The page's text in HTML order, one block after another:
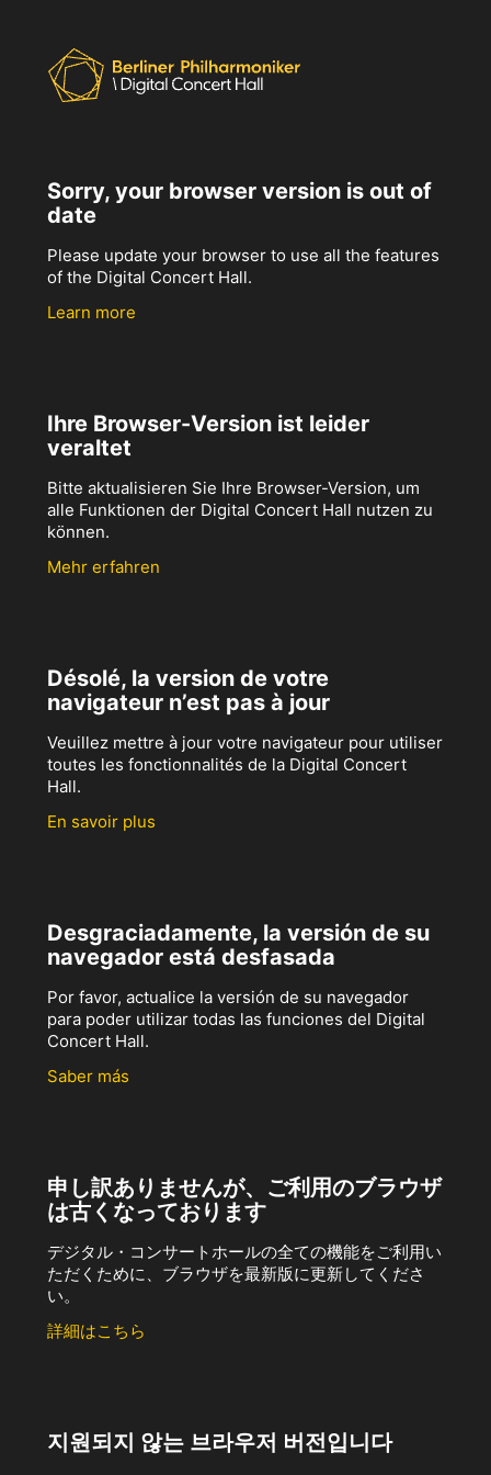
Sorry, your browser version is out of
date
Please update your browser to use all the features
of the Digital Concert Hall.
Learn more
Ihre Browser-Version ist leider
veraltet
Bitte aktualisieren Sie Ihre Browser-Version, um
alle Funktionen der Digital Concert Hall nutzen zu
können.
Mehr erfahren
Désolé, la version de votre
navigateur n’est pas à jour
Veuillez mettre à jour votre navigateur pour utiliser
toutes les fonctionnalités de la Digital Concert
Hall.
En savoir plus
Desgraciadamente, la versión de su
navegador está desfasada
Por favor, actualice la versión de su navegador
para poder utilizar todas las funciones del Digital
Concert Hall.
Saber más
申し訳ありませんが、ご利用のブラウザ
は古くなっております
デジタル・コンサートホールの全ての機能をご利用い
ただくために、ブラウザを最新版に更新してくださ
い。
詳細はこちら
지원되지 않는 브라우저 버전입니다